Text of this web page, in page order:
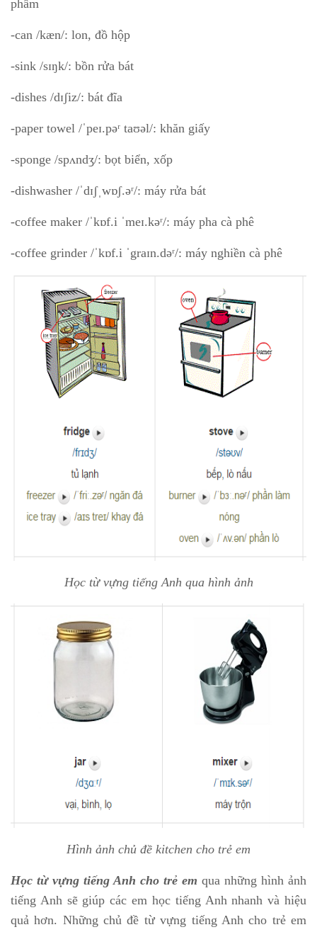
phẩm
-can /kæn/: lon, đồ hộp
-sink /sɪŋk/: bồn rửa bát
-dishes /dɪʃiz/: bát đĩa
-paper towel /ˈpeɪ.pəʳ taʊəl/: khăn giấy
-sponge /spʌndʒ/: bọt biển, xốp
-dishwasher /ˈdɪʃˌwɒʃ.əʳ/: máy rửa bát
-coffee maker /ˈkɒf.i ˈmeɪ.kəʳ/: máy pha cà phê
-coffee grinder /ˈkɒf.i ˈgraɪn.dəʳ/: máy nghiền cà phê
Học từ vựng tiếng Anh qua hình ảnh
Hình ảnh chủ đề kitchen cho trẻ em
Học từ vựng tiếng Anh cho trẻ em qua những hình ảnh
tiếng Anh sẽ giúp các em học tiếng Anh nhanh và hiệu
quả hơn. Những chủ đề từ vựng tiếng Anh cho trẻ em